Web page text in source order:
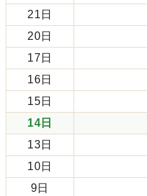
21日
20日
17日
16日
15日
14日
13日
10日
9日